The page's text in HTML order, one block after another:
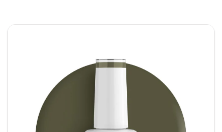
irritaties of allergieën aanzienlijk wordt
verminderd. Dit maakt de lak hypoallergeen en
dus geschikt voor iedereen die eerder problemen
heeft ervaren met traditionele gellakken.
Professionele Resultaten, Ook Thuis